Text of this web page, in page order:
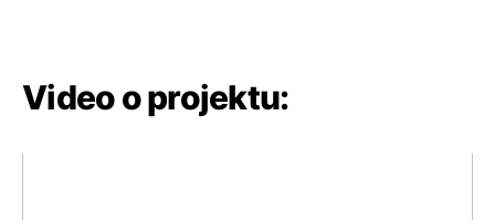
Video o projektu: